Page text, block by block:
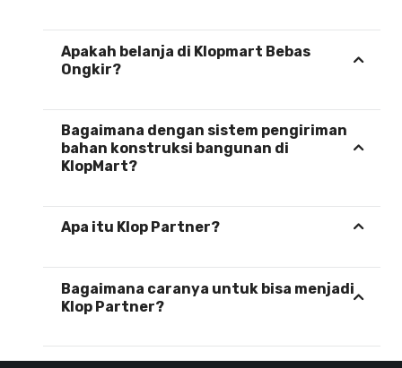
Apakah belanja di Klopmart Bebas
Ongkir?
Bagaimana dengan sistem pengiriman
bahan konstruksi bangunan di
KlopMart?
Apa itu Klop Partner?
Bagaimana caranya untuk bisa menjadi
Klop Partner?